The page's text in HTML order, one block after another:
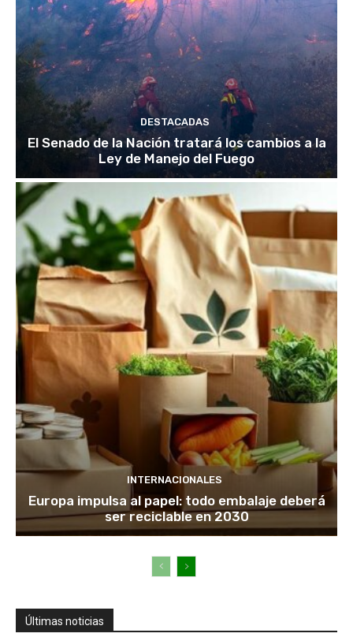
DESTACADAS
El Senado de la Nación tratará los cambios a la
Ley de Manejo del Fuego
INTERNACIONALES
Europa impulsa al papel: todo embalaje deberá
ser reciclable en 2030
Últimas noticias